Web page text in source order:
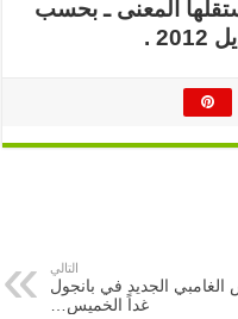
المعنى ـ بحسب
.
التالي
الغامبي الجديد في بانجول
غداً الخميس…